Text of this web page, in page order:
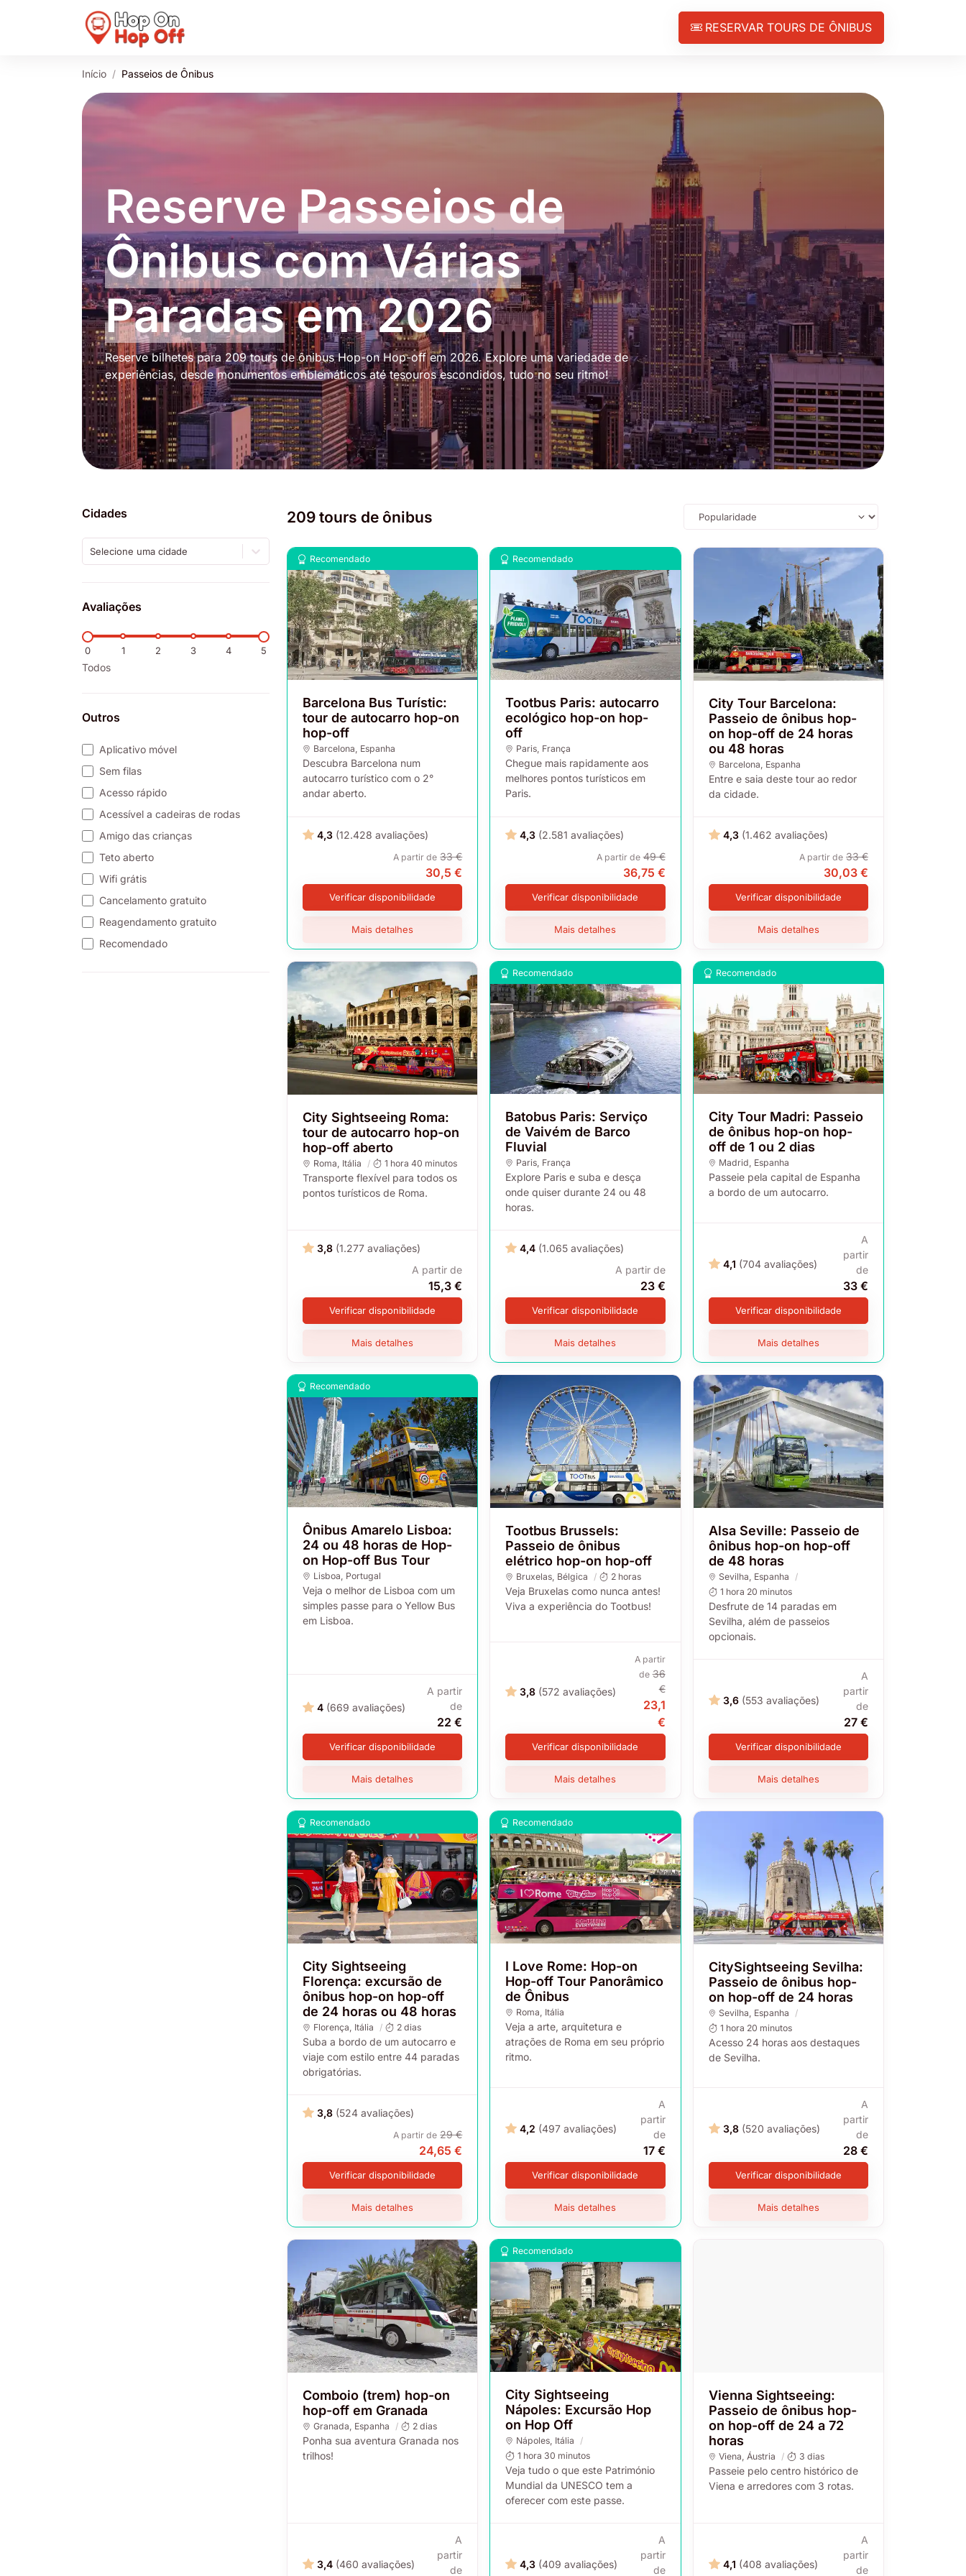
RESERVAR TOURS DE ÔNIBUS
Início Passeios de Ônibus
Reserve Passeios de
Ônibus com Várias
Paradasem 2026
Reserve bilhetes para 209 tours de ônibus Hop-on Hop-off em 2026. Explore uma variedade de
experiências, desde monumentos emblemáticos até tesouros escondidos, tudo no seu ritmo!
Cidades
Selecione uma cidade
Avaliações
0 1 2 3 4 5
Todos
Outros
Aplicativo móvel
Sem filas
Acesso rápido
Acessível a cadeiras de rodas
Amigo das crianças
Teto aberto
Wifi grátis
Cancelamento gratuito
Reagendamento gratuito
Recomendado
209 tours de ônibus
Recomendado
Barcelona Bus Turístic:
tour de autocarro hop-on
hop-off
Barcelona, Espanha
Descubra Barcelona num
autocarro turístico com o 2°
andar aberto.
4,3 (12.428 avaliações)
A partir de 33 €
30,5 €
Verificar disponibilidade
Mais detalhes
Recomendado
Tootbus Paris: autocarro
ecológico hop-on hop-
off
Paris, França
Chegue mais rapidamente aos
melhores pontos turísticos em
Paris.
4,3 (2.581 avaliações)
A partir de 49 €
36,75 €
Verificar disponibilidade
Mais detalhes
City Tour Barcelona:
Passeio de ônibus hop-
on hop-off de 24 horas
ou 48 horas
Barcelona, Espanha
Entre e saia deste tour ao redor
da cidade.
4,3 (1.462 avaliações)
A partir de 33 €
30,03 €
Verificar disponibilidade
Mais detalhes
City Sightseeing Roma:
tour de autocarro hop-on
hop-off aberto
Roma, Itália 1 hora 40 minutos
Transporte flexível para todos os
pontos turísticos de Roma.
3,8 (1.277 avaliações)
A partir de
15,3 €
Verificar disponibilidade
Mais detalhes
Recomendado
Batobus Paris: Serviço
de Vaivém de Barco
Fluvial
Paris, França
Explore Paris e suba e desça
onde quiser durante 24 ou 48
horas.
4,4 (1.065 avaliações)
A partir de
23 €
Verificar disponibilidade
Mais detalhes
Recomendado
City Tour Madri: Passeio
de ônibus hop-on hop-
off de 1 ou 2 dias
Madrid, Espanha
Passeie pela capital de Espanha
a bordo de um autocarro.
4,1 (704 avaliações)
A
partir
de
33 €
Verificar disponibilidade
Mais detalhes
Recomendado
Ônibus Amarelo Lisboa:
24 ou 48 horas de Hop-
on Hop-off Bus Tour
Lisboa, Portugal
Veja o melhor de Lisboa com um
simples passe para o Yellow Bus
em Lisboa.
4 (669 avaliações)
A partir
de
22 €
Verificar disponibilidade
Mais detalhes
Tootbus Brussels:
Passeio de ônibus
elétrico hop-on hop-off
Bruxelas, Bélgica 2 horas
Veja Bruxelas como nunca antes!
Viva a experiência do Tootbus!
3,8 (572 avaliações)
A partir
de 36
€
23,1
€
Verificar disponibilidade
Mais detalhes
Alsa Seville: Passeio de
ônibus hop-on hop-off
de 48 horas
Sevilha, Espanha
1 hora 20 minutos
Desfrute de 14 paradas em
Sevilha, além de passeios
opcionais.
3,6 (553 avaliações)
A
partir
de
27 €
Verificar disponibilidade
Mais detalhes
Recomendado
City Sightseeing
Florença: excursão de
ônibus hop-on hop-off
de 24 horas ou 48 horas
Florença, Itália 2 dias
Suba a bordo de um autocarro e
viaje com estilo entre 44 paradas
obrigatórias.
3,8 (524 avaliações)
A partir de 29 €
24,65 €
Verificar disponibilidade
Mais detalhes
Recomendado
I Love Rome: Hop-on
Hop-off Tour Panorâmico
de Ônibus
Roma, Itália
Veja a arte, arquitetura e
atrações de Roma em seu próprio
ritmo.
4,2 (497 avaliações)
A
partir
de
17 €
Verificar disponibilidade
Mais detalhes
CitySightseeing Sevilha:
Passeio de ônibus hop-
on hop-off de 24 horas
Sevilha, Espanha
1 hora 20 minutos
Acesso 24 horas aos destaques
de Sevilha.
3,8 (520 avaliações)
A
partir
de
28 €
Verificar disponibilidade
Mais detalhes
Comboio (trem) hop-on
hop-off em Granada
Granada, Espanha 2 dias
Ponha sua aventura Granada nos
trilhos!
3,4 (460 avaliações)
A
partir
de
Recomendado
City Sightseeing
Nápoles: Excursão Hop
on Hop Off
Nápoles, Itália
1 hora 30 minutos
Veja tudo o que este Património
Mundial da UNESCO tem a
oferecer com este passe.
4,3 (409 avaliações)
A
partir
de
Vienna Sightseeing:
Passeio de ônibus hop-
on hop-off de 24 a 72
horas
Viena, Áustria 3 dias
Passeie pelo centro histórico de
Viena e arredores com 3 rotas.
4,1 (408 avaliações)
A
partir
de